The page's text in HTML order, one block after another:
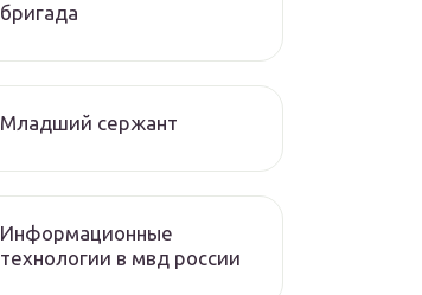
бригада
Младший сержант
Информационные
технологии в мвд россии